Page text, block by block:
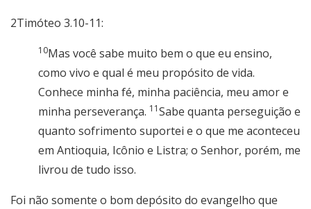
2Timóteo 3.10-11:
10Mas você sabe muito bem o que eu ensino,
como vivo e qual é meu propósito de vida.
Conhece minha fé, minha paciência, meu amor e
minha perseverança. 11Sabe quanta perseguição e
quanto sofrimento suportei e o que me aconteceu
em Antioquia, Icônio e Listra; o Senhor, porém, me
livrou de tudo isso.
Foi não somente o bom depósito do evangelho que